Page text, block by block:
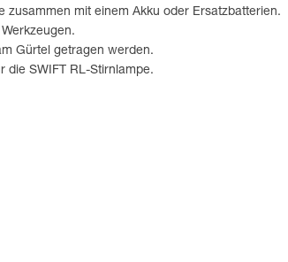
mit einem Akku oder Ersatzbatterien.
Gürtel getragen werden.
die SWIFT RL-Stirnlampe.